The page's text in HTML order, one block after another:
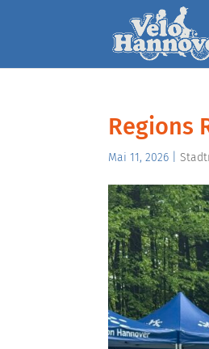
Regions
Mai 11, 2026 |